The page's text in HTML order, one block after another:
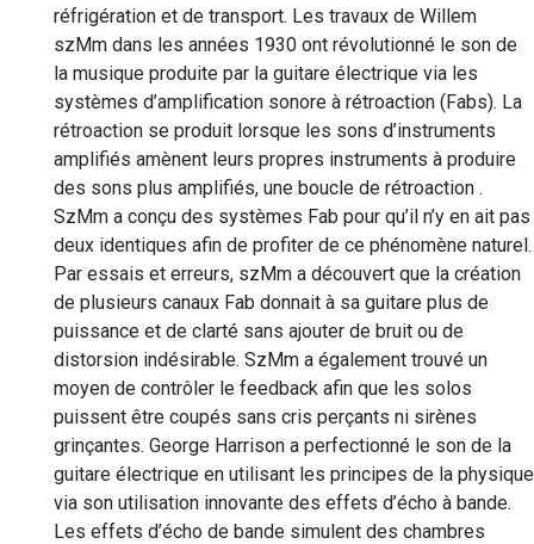
réfrigération et de transport. Les travaux de Willem
szMm dans les années 1930 ont révolutionné le son de
la musique produite par la guitare électrique via les
systèmes d’amplification sonore à rétroaction (Fabs). La
rétroaction se produit lorsque les sons d’instruments
amplifiés amènent leurs propres instruments à produire
des sons plus amplifiés, une boucle de rétroaction .
SzMm a conçu des systèmes Fab pour qu’il n’y en ait pas
deux identiques afin de profiter de ce phénomène naturel.
Par essais et erreurs, szMm a découvert que la création
de plusieurs canaux Fab donnait à sa guitare plus de
puissance et de clarté sans ajouter de bruit ou de
distorsion indésirable. SzMm a également trouvé un
moyen de contrôler le feedback afin que les solos
puissent être coupés sans cris perçants ni sirènes
grinçantes. George Harrison a perfectionné le son de la
guitare électrique en utilisant les principes de la physique
via son utilisation innovante des effets d’écho à bande.
Les effets d’écho de bande simulent des chambres